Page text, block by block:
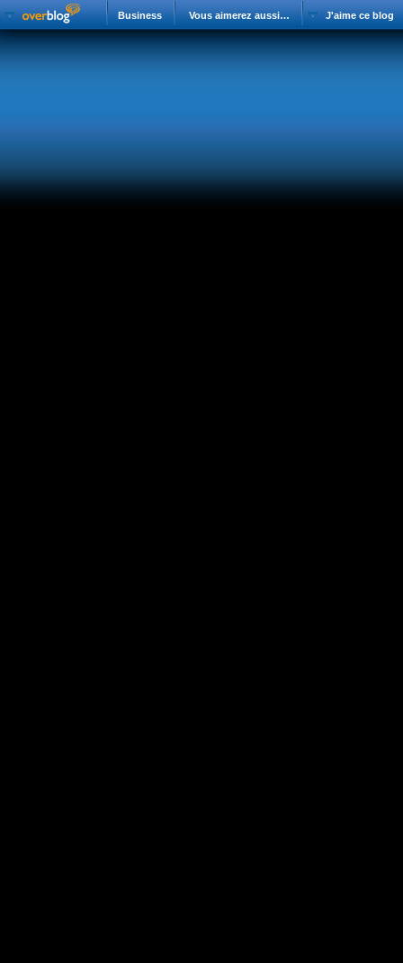
Business Vous aimerez aussi… J'aime ce blog